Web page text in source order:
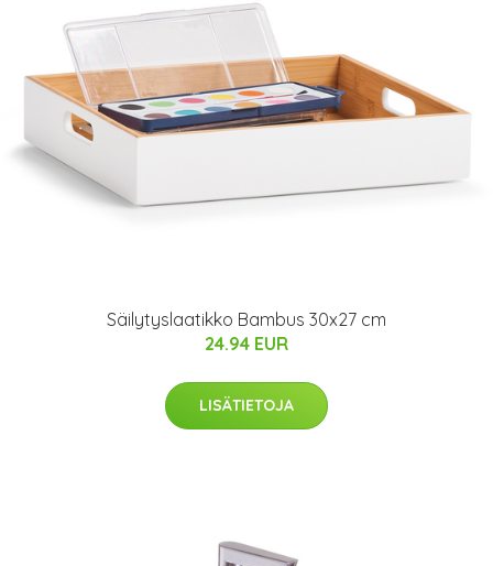
Säilytyslaatikko Bambus 30x27 cm
24.94 EUR
LISÄTIETOJA